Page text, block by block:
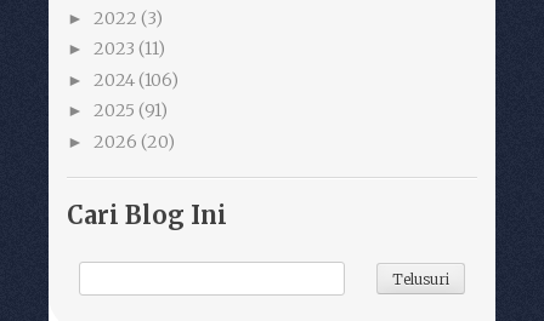
► 2022 (3)
► 2023 (11)
► 2024(106)
► 2025 (91)
► 2026 (20)
Cari Blog Ini